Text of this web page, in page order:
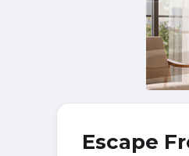
Escape